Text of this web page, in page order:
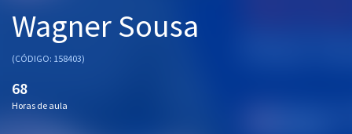
Blog
Aprovados
Atendimento
Wagner Sousa
(CÓDIGO: 158403)
68
Horas de aula